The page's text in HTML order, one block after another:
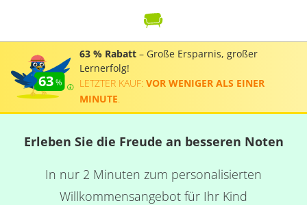
63
63 % Rabatt – Große Ersparnis, großer
Lernerfolg!
LETZTER KAUF: VOR WENIGER ALS EINER
MINUTE.
Erleben Sie die Freude an besseren Noten
In nur 2 Minuten zum personalisierten
Willkommensangebot für Ihr Kind